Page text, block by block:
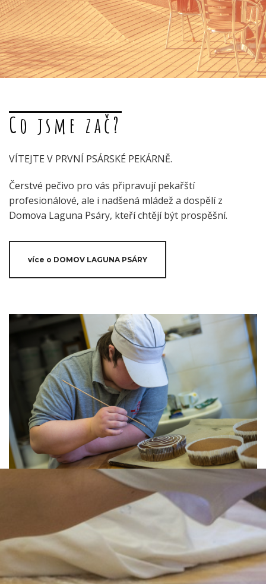
Co jsme zač?
VÍTEJTE V PRVNÍ PSÁRSKÉ PEKÁRNĚ.
Čerstvé pečivo pro vás připravují pekařští
profesionálové, ale i nadšená mládež a dospělí z
Domova Laguna Psáry, kteří chtějí být prospěšní.
více o DOMOV LAGUNA PSÁRY